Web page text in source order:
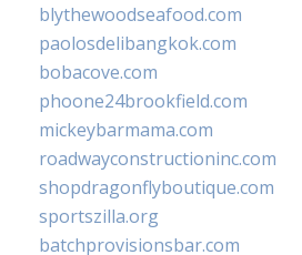
blythewoodseafood.com
paolosdelibangkok.com
bobacove.com
phoone24brookfield.com
mickeybarmama.com
roadwayconstructioninc.com
shopdragonflyboutique.com
sportszilla.org
batchprovisionsbar.com